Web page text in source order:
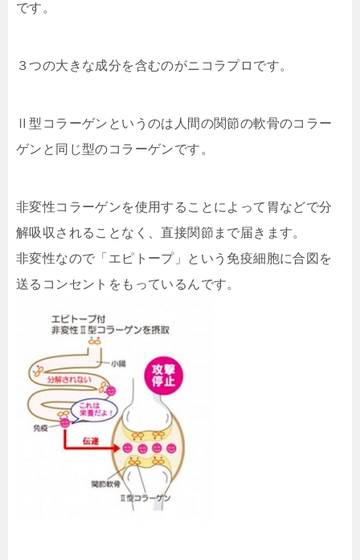
です。
３つの大きな成分を含むのがニコラプロです。
Ⅱ型コラーゲンというのは人間の関節の軟骨のコラー
ゲンと同じ型のコラーゲンです。
非変性コラーゲンを使用することによって胃などで分
解吸収されることなく、直接関節まで届きます。
非変性なので「エピトープ」という免疫細胞に合図を
送るコンセントをもっているんです。